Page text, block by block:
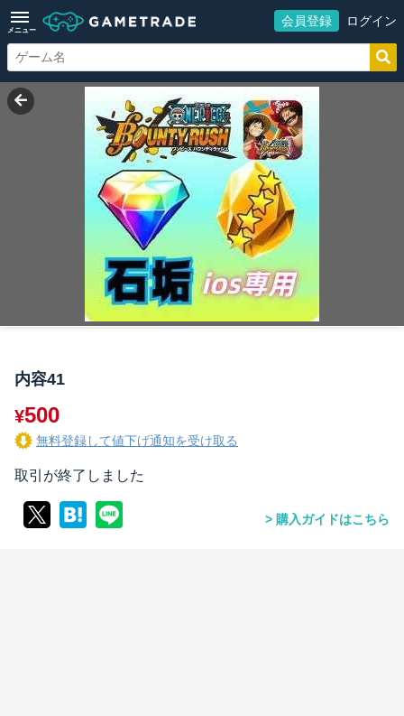
メニュー
会員登録 ログイン
内容41
¥500
無料登録して値下げ通知を受け取る
取引が終了しました
購入ガイドはこちら